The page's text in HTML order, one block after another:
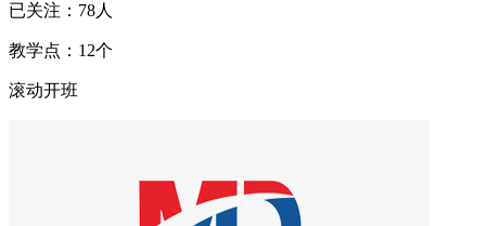
已关注： 78人
教学点： 12个
滚动开班